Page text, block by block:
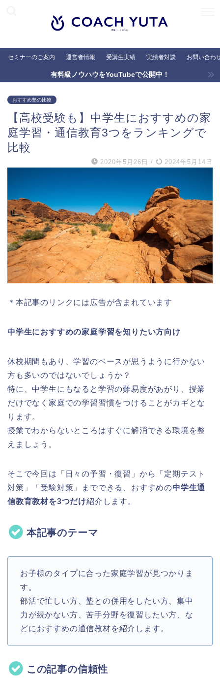
セミナーのご案内 運営者情報 受講生実績 実績者対談 お問い合わ
有料級ノウハウをYouTubeで公開中！
おすすめ塾の比較
【高校受験も】中学生におすすめの家
庭学習・通信教育3つをランキングで
比較
2020年5月26日 / 2024年5月14日
＊本記事のリンクには広告が含まれています
中学生におすすめの家庭学習を知りたい方向け
休校期間もあり、学習のペースが思うように行かない
方も多いのではないでしょうか？
特に、中学生にもなると学習の難易度があがり、授業
だけでなく家庭での学習習慣をつけることがカギとな
ります。
授業でわからないところはすぐに解消できる環境を整
えましょう。
そこで今回は「日々の予習・復習」から「定期テスト
対策」「受験対策」までできる、おすすめの中学生通
信教育教材を3つだけ紹介します。
本記事のテーマ
お子様のタイプに合った家庭学習が見つかりま
す。
部活で忙しい方、塾との併用をしたい方、集中
力が続かない方、苦手分野を復習したい方、な
どにおすすめの通信教材を紹介します。
この記事の信頼性